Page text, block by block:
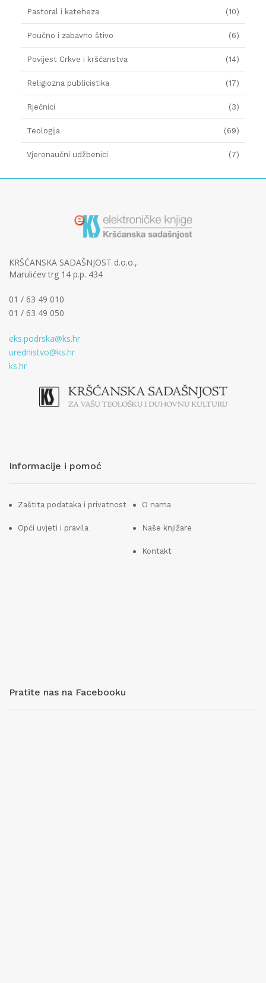
Pastoral i kateheza (10)
Poučno i zabavno štivo (6)
Povijest Crkve i kršćanstva (14)
Religiozna publicistika (17)
Rječnici (3)
Teologija (69)
Vjeronaučni udžbenici (7)
KRŠĆANSKA SADAŠNJOST d.o.o.,
Marulićev trg 14 p.p. 434
01 / 63 49 010
01 / 63 49 050
eks.podrska@ks.hr
urednistvo@ks.hr
ks.hr
Informacije i pomoć
Zaštita podataka i privatnost
Opći uvjeti i pravila
O nama
Naše knjižare
Kontakt
Pratite nas na Facebooku